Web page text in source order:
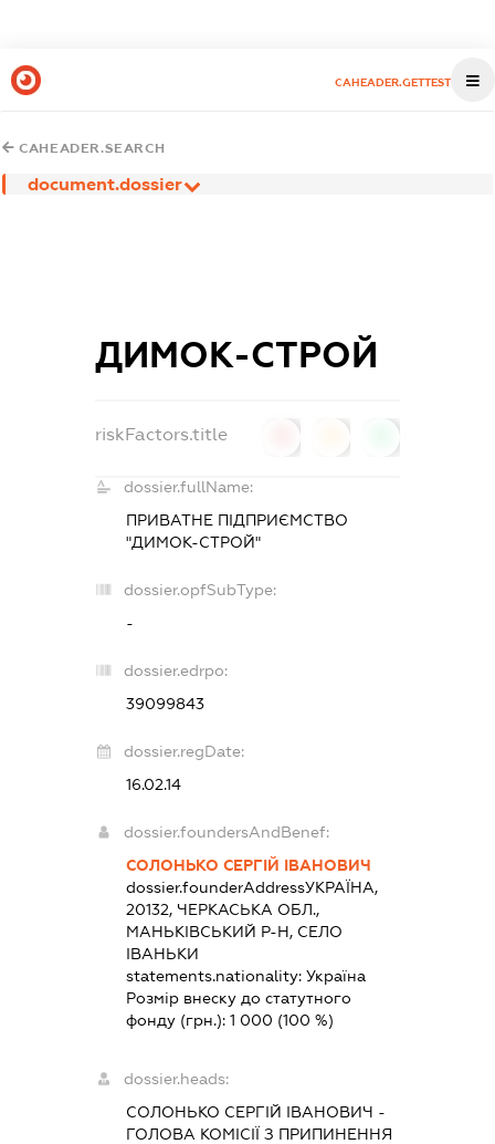
CAHEADER.GETTEST
CAHEADER.SEARCH
document.dossier
ДИМОК-СТРОЙ
riskFactors.title
dossier.fullName:
ПРИВАТНЕ ПІДПРИЄМСТВО
"ДИМОК-СТРОЙ"
dossier.opfSubType:
-
dossier.edrpo:
39099843
dossier.regDate:
16.02.14
dossier.foundersAndBenef:
СОЛОНЬКО СЕРГІЙ ІВАНОВИЧ
dossier.founderAddressУКРАЇНА,
20132, ЧЕРКАСЬКА ОБЛ.,
МАНЬКІВСЬКИЙ Р-Н, СЕЛО
ІВАНЬКИ
statements.nationality: Україна
Розмір внеску до статутного
фонду (грн.): 1 000 (100 %)
dossier.heads:
СОЛОНЬКО СЕРГІЙ ІВАНОВИЧ -
ГОЛОВА КОМІСІЇ З ПРИПИНЕННЯ